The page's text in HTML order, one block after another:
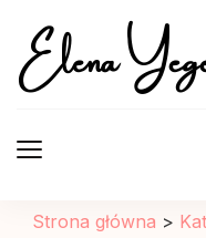
Elena
Sklep internetowy
Strona główna >